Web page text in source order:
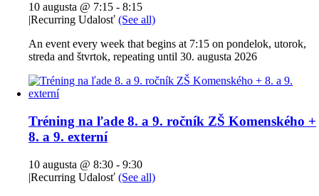
10 augusta @ 7:15 - 8:15
|Recurring Udalosť (See all)
An event every week that begins at 7:15 on pondelok, utorok,
streda and štvrtok, repeating until 30. augusta 2026
Tréning na ľade 8. a 9. ročník ZŠ Komenského +
8. a 9. externí
10 augusta @ 8:30 - 9:30
|Recurring Udalosť (See all)